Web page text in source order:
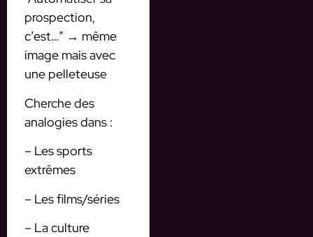
prospection,
c’est…” → même
image mais avec
une pelleteuse
Cherche des
analogies dans :
– Les sports
extrêmes
– Les films/séries
– La culture